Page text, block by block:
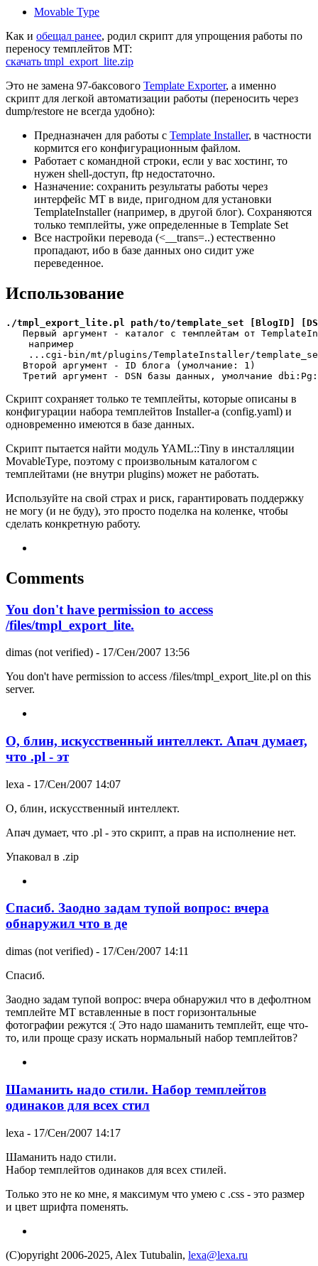
Movable Type
Как и обещал ранее, родил скрипт для упрощения работы по
переносу темплейтов MT:
cкачать tmpl_export_lite.zip
Это не замена 97-баксового Template Exporter, а именно
скрипт для легкой автоматизации работы (переносить через
dump/restore не всегда удобно):
Предназначен для работы с Template Installer, в частности
кормится его конфигурационным файлом.
Работает с командной строки, если у вас хостинг, то
нужен shell-доступ, ftp недостаточно.
Назначение: сохранить результаты работы через
интерфейс MT в виде, пригодном для установки
TemplateInstaller (например, в другой блог). Сохраняются
только темплейты, уже определенные в Template Set
Все настройки перевода (<__trans=..) естественно
пропадают, ибо в базе данных оно сидит уже
переведенное.
Использование
./tmpl_export_lite.pl path/to/template_set [BlogID]
Первый аргумент - каталог с темплейтам от
    например
...cgi-bin/mt/plugins/TemplateInstaller/
   Второй аргумент - ID блога (умолчание: 1)
Скрипт сохраняет только те темплейты, которые описаны в
конфигурации набора темплейтов Installer-а (config.yaml) и
одновременно имеются в базе данных.
Скрипт пытается найти модуль YAML::Tiny в инсталляции
MovableType, поэтому с произвольным каталогом с
темплейтами (не внутри plugins) может не работать.
Используйте на свой страх и риск, гарантировать поддержку
не могу (и не буду), это просто поделка на коленке, чтобы
сделать конкретную работу.
Comments
You don't have permission to access
/files/tmpl_export_lite.
dimas (not verified) - 17/Сен/2007 13:56
You don't have permission to access /files/tmpl_export_lite.pl on this
server.
О, блин, искусственный интеллект. Апач думает,
что .pl - эт
lexa - 17/Сен/2007 14:07
О, блин, искусственный интеллект.
Апач думает, что .pl - это скрипт, а прав на исполнение нет.
Упаковал в .zip
Спасиб. Заодно задам тупой вопрос: вчера
обнаружил что в де
dimas (not verified) - 17/Сен/2007 14:11
Спасиб.
Заодно задам тупой вопрос: вчера обнаружил что в дефолтном
темплейте MT вставленные в пост горизонтальные
фотографии режутся :( Это надо шаманить темплейт, еще что-
то, или проще сразу искать нормальный набор темплейтов?
Шаманить надо стили. Набор темплейтов
одинаков для всех стил
lexa - 17/Сен/2007 14:17
Шаманить надо стили.
Набор темплейтов одинаков для всех стилей.
Только это не ко мне, я максимум что умею с .css - это размер
и цвет шрифта поменять.
(C)opyright 2006-2025, Alex Tutubalin, lexa@lexa.ru